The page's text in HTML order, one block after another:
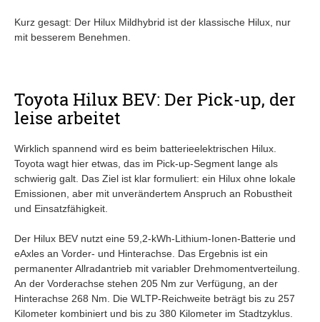
Kurz gesagt: Der Hilux Mildhybrid ist der klassische Hilux, nur
mit besserem Benehmen.
Toyota Hilux BEV: Der Pick-up, der
leise arbeitet
Wirklich spannend wird es beim batterieelektrischen Hilux.
Toyota wagt hier etwas, das im Pick-up-Segment lange als
schwierig galt. Das Ziel ist klar formuliert: ein Hilux ohne lokale
Emissionen, aber mit unverändertem Anspruch an Robustheit
und Einsatzfähigkeit.
Der Hilux BEV nutzt eine 59,2-kWh-Lithium-Ionen-Batterie und
eAxles an Vorder- und Hinterachse. Das Ergebnis ist ein
permanenter Allradantrieb mit variabler Drehmomentverteilung.
An der Vorderachse stehen 205 Nm zur Verfügung, an der
Hinterachse 268 Nm. Die WLTP-Reichweite beträgt bis zu 257
Kilometer kombiniert und bis zu 380 Kilometer im Stadtzyklus.